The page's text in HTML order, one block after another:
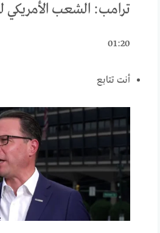
ترامب: الشعب
01:20
أنت تتابع